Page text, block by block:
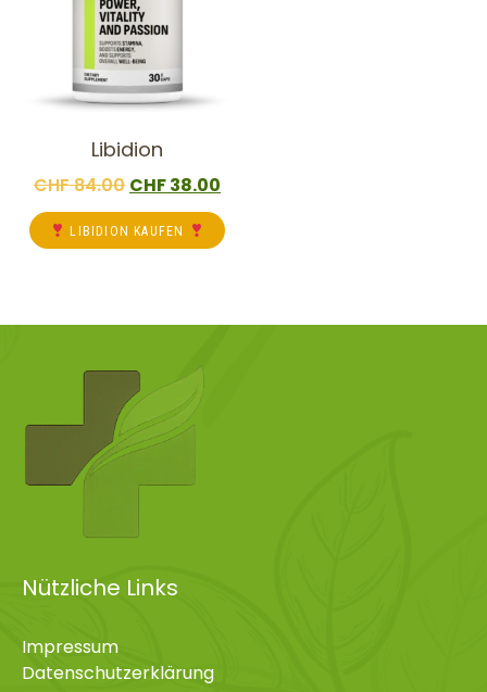
Libidion
CHF84.00 CHF38.00
LIBIDION KAUFEN
Nützliche Links
Impressum
Datenschutzerklärung